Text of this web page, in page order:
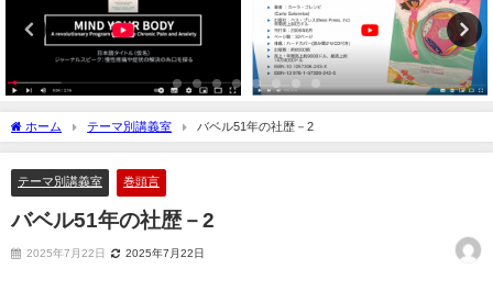
ホーム テーマ別講義室 バベル51年の社歴－2
テーマ別講義室 巻頭言
バベル51年の社歴－2
2025年7月22日 2025年7月22日